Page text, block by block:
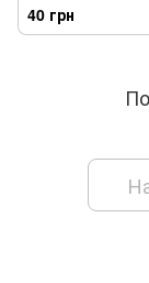
40 грн